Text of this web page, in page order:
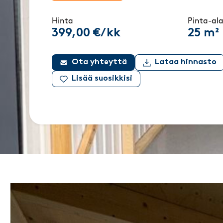
Hinta
399,00 €/kk
Pinta-
25 m²
Ota yhteyttä Lataa hinnasto
Lisää suosikkisi